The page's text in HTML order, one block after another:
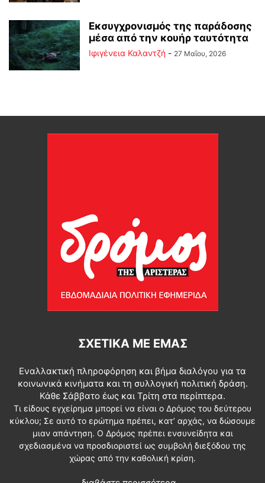
Εκσυγχρονισμός της παράδοσης
μέσα από την κουήρ ταυτότητα
Ιφιγένεια Καλαντζή - 27 Μαΐου, 2026
ΣΧΕΤΙΚΆ ΜΕ ΕΜΆΣ
Εναλλακτική πληροφόρηση και βήμα διαλόγου για τα
κοινωνικά κινήματα και τη συλλογική πολιτική δράση.
Κάθε Σάββατο έως και Τρίτη στα περίπτερα.
Τι είδους εγχείρημα μπορεί να είναι ο Δρόμος του δεύτερου
κύκλου; Σε αυτό το ερώτημα πρέπει, κατ’ αρχάς, να δώσουμε
μιαν απάντηση. Ο Δρόμος πρέπει ενσυνείδητα και
σχεδιασμένα να προσδιοριστεί ως συμβολή διεξόδου της
χώρας από την καθολική κρίση.